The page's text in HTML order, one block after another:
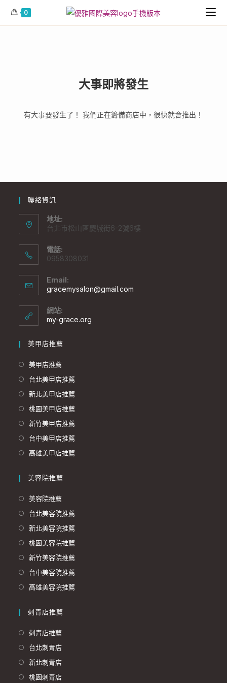
0
大事即將發生
有大事要發生了！ 我們正在籌備商店中，很快就會推出！
聯絡資訊
地址:
台北市松山區慶城街6-2號6樓
電話:
0958308031
Email:
gracemysalon@gmail.com
網站:
my-grace.org
美甲店推薦
美甲店推薦
台北美甲店推薦
新北美甲店推薦
桃園美甲店推薦
新竹美甲店推薦
台中美甲店推薦
高雄美甲店推薦
美容院推薦
美容院推薦
台北美容院推薦
新北美容院推薦
桃園美容院推薦
新竹美容院推薦
台中美容院推薦
高雄美容院推薦
刺青店推薦
刺青店推薦
台北刺青店
新北刺青店
桃園刺青店